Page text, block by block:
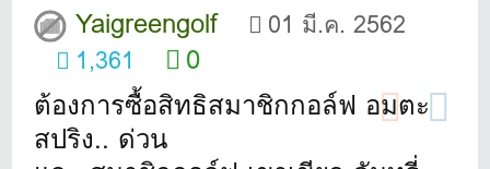
Yaigreengolf
01 มี.ค. 2562
1,361
0
ต้องการซื้อสิทธิสมาชิกกอล์ฟ อมตะ
สปริง.. ด่วน